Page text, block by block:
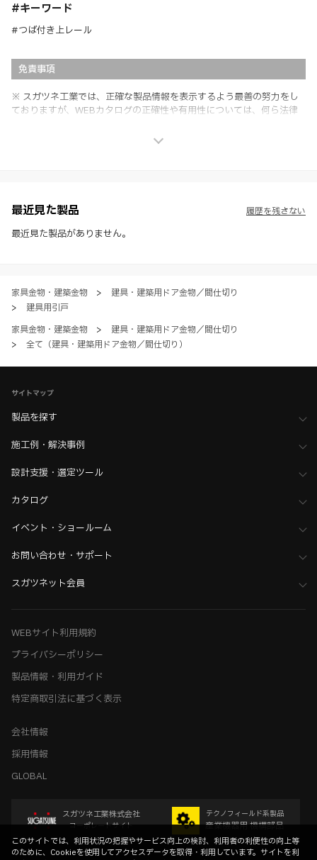
#キーワード
#つば付き上レール
免責事項
※ スガツネ工業では、正確な製品情報を表示するよう最善の努力をし
ておりますが、WEBカタログの正確性や有用性については、何ら法律
社製品の使用ご検討、又は販売促進目的の利用に限ります。
※ 本WEBサイト製品情報のご利用にあたっては、WEBサイト利用規
約、プライバシーポリシー、製品情報ガイドをご確認いただき、内容の
最近見た製品
最近見た製品がありません。
履歴を残さない
家具金物・建築金物 >
建具・建築用ドア金物／間仕切り
>
建具用引戸
家具金物・建築金物
>
建具・建築用ドア金物／間仕切り
>
全て（建具・建築用ドア金物／間仕切り）
サイトマップ
製品を探す
施工例・解決事例
設計支援・選定ツール
カタログ
イベント・ショールーム
お問い合わせ・サポート
スガツネット会員
WEBサイト利用規約
プライバシーポリシー
製品情報・利用ガイド
特定商取引法に基づく表示
会社情報
採用情報
GLOBAL
スガツネ工業株式会社
コーポレートサイト
テクノフィールド系製品
産業機器用 機構部品
このサイトでは、利用状況の把握やサービス向上の検討、利用者の利便性の向上等
のために、Cookieを使用してアクセスデータを取得・利用しています。サイトを利